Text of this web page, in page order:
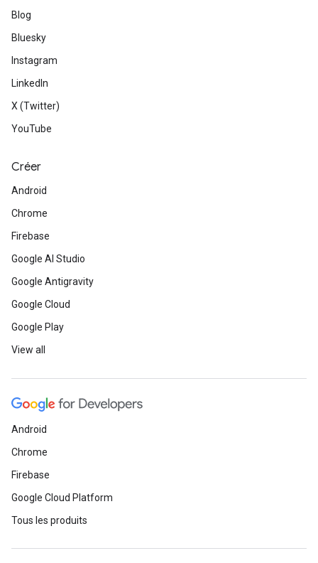
Blog
Bluesky
Instagram
LinkedIn
X (Twitter)
YouTube
Créer
Android
Chrome
Firebase
Google AI Studio
Google Antigravity
Google Cloud
Google Play
View all
Android
Chrome
Firebase
Google Cloud Platform
Tous les produits